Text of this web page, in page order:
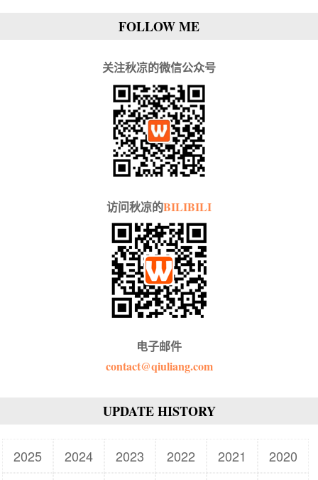
FOLLOW ME
关注秋凉的微信公众号
访问秋凉的BILIBILI
电子邮件
contact@qiuliang.com
UPDATE HISTORY
2025 2024 2023 2022 2021
2020